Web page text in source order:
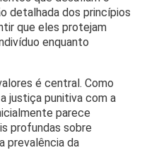
detalhada dos princípios
que eles protejam
enquanto
é central. Como
justiça punitiva com a
parece
profundas sobre
prevalência da